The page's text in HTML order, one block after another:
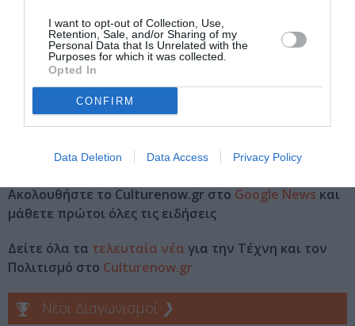
I want to opt-out of Collection, Use,
Retention, Sale, and/or Sharing of my
Personal Data that Is Unrelated with the
Purposes for which it was collected.
Opted In
CONFIRM
Data Deletion Data Access Privacy Policy
Myro Gallery
Eισιτήρια:
Είσοδος ελεύθερη
Ακολουθήστε το Culturenow.gr στο Google News και
μάθετε πρώτοι όλες τις ειδήσεις
Δείτε όλα τα τελευταία νέα για την Τέχνη και τον
Πολιτισμό στο Culturenow.gr
Νέοι Διαγωνισμοί ❯